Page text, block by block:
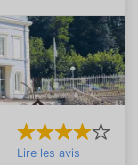
Lire les avis